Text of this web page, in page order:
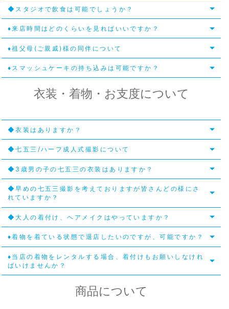
◆スタジオで飲食は可能でしょうか？
♦来店時間はどのくらいを見ればいいですか？
♦祖父母(ご親戚)様の同伴について
♦スマッシュケーキの持ち込みは可能ですか？
衣装・着物・お支度について
◆衣装はありますか？
◆七五三/ハーフ成人式撮影について
◆3歳男の子の七五三の衣装はありますか？
◆早めの七五三撮影を考えておりますが皆さんどの様にさ
れていますか？
◆大人の着付け、ヘアメイクはやっていますか？
♦着物を着ている状態で退店したいのですが、可能ですか？
♦当店の着物をレンタルする場合、着付けもお願いしなけれ
ばいけませんか？
商品について